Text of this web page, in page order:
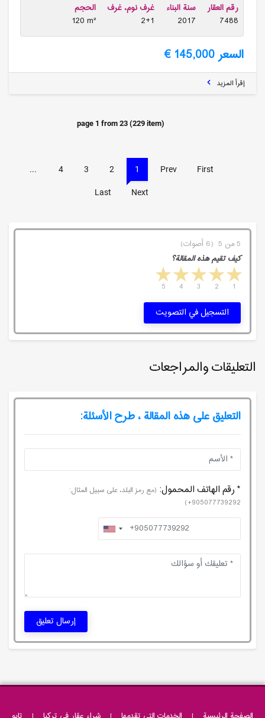
رقم العقار
7488
سنة البناء
2017
غرف نوم، غرف
2+1
الحجم
120 m²
السعر 145,000 €
إقرأ المزيد
page 1 from 23 (229 item)
First
Prev
1
2
3
4
...
Next
Last
5 من 5 (6 أصوات)
كيف تقيم هذه المقالة؟
4 stars 3 stars 2 stars 1 star
5 4 3 2 1
التسجيل في التصويت
التعليقات والمراجعات
التعليق على هذه المقالة ، طرح الأسئلة:
* رقم الهاتف المحمول: (مع رمز البلد، على سبيل المثال:
905077739292+)
إرسال تعليق